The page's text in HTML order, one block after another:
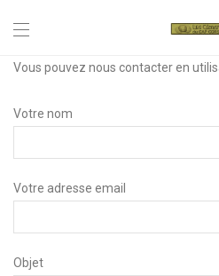
Vous pouvez nous contacter en
Votre nom
Votre adresse email
Objet